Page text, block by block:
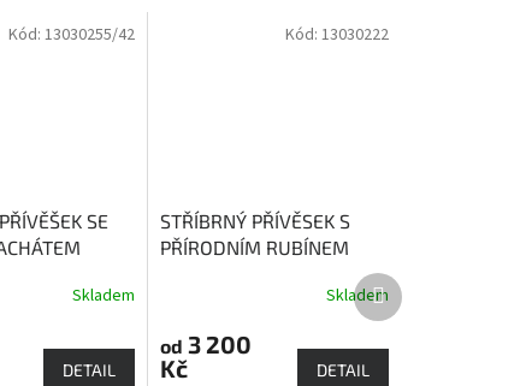
SE
moci
Skladem
DETAIL
Kód:13030255/42
STŘÍBRNÝ PŘÍVĚSEK S
PŘÍRODNÍM RUBÍNEM
lásky, vášně a bohatství
Skladem
od 3 200
Kč
DETAIL
Kód: 13030222
Další
produkt